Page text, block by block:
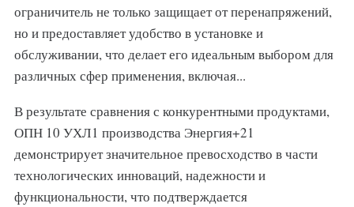
ограничитель не только защищает от перенапряжений,
но и предоставляет удобство в установке и
обслуживании, что делает его идеальным выбором для
различных сфер применения, включая...
В результате сравнения с конкурентными продуктами,
ОПН 10 УХЛ1 производства Энергия+21
демонстрирует значительное превосходство в части
технологических инноваций, надежности и
функциональности, что подтверждается